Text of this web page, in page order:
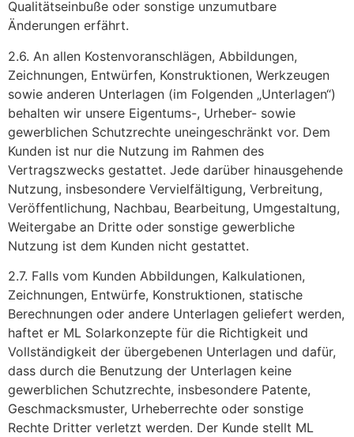
Qualitätseinbuße oder sonstige unzumutbare
Änderungen erfährt.
2.6. An allen Kostenvoranschlägen, Abbildungen,
Zeichnungen, Entwürfen, Konstruktionen, Werkzeugen
sowie anderen Unterlagen (im Folgenden „Unterlagen“)
behalten wir unsere Eigentums-, Urheber- sowie
gewerblichen Schutzrechte uneingeschränkt vor. Dem
Kunden ist nur die Nutzung im Rahmen des
Vertragszwecks gestattet. Jede darüber hinausgehende
Nutzung, insbesondere Vervielfältigung, Verbreitung,
Veröffentlichung, Nachbau, Bearbeitung, Umgestaltung,
Weitergabe an Dritte oder sonstige gewerbliche
Nutzung ist dem Kunden nicht gestattet.
2.7. Falls vom Kunden Abbildungen, Kalkulationen,
Zeichnungen, Entwürfe, Konstruktionen, statische
Berechnungen oder andere Unterlagen geliefert werden,
haftet er ML Solarkonzepte für die Richtigkeit und
Vollständigkeit der übergebenen Unterlagen und dafür,
dass durch die Benutzung der Unterlagen keine
gewerblichen Schutzrechte, insbesondere Patente,
Geschmacksmuster, Urheberrechte oder sonstige
Rechte Dritter verletzt werden. Der Kunde stellt ML